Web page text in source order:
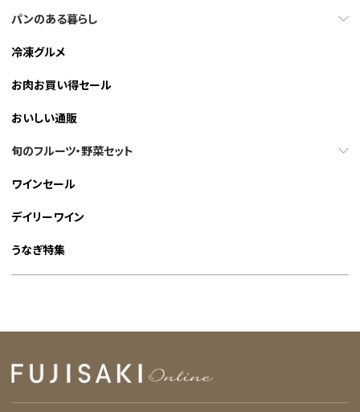
パンのある暮らし
冷凍グルメ
お肉お買い得セール
おいしい通販
旬のフルーツ・野菜セット
ワインセール
デイリーワイン
うなぎ特集